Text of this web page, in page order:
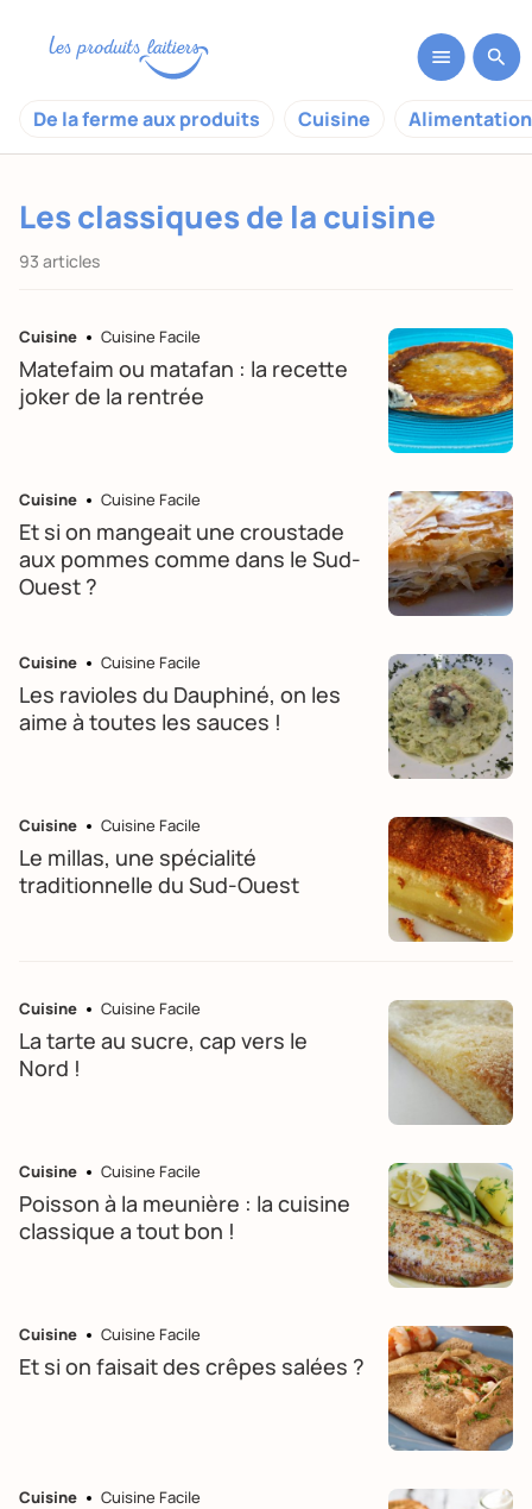
De la ferme aux produits Cuisine
Les classiques de la cuisine
93 articles
Cuisine Cuisine Facile
Matefaim ou matafan : la recette
joker de la rentrée
Cuisine Cuisine Facile
Et si on mangeait une croustade
aux pommes comme dans le Sud-
Ouest ?
Cuisine Cuisine Facile
Les ravioles du Dauphiné, on les
aime à toutes les sauces !
Cuisine Cuisine Facile
Le millas, une spécialité
traditionnelle du Sud-Ouest
Cuisine Cuisine Facile
La tarte au sucre, cap vers le
Nord !
Cuisine Cuisine Facile
Poisson à la meunière : la cuisine
classique a tout bon !
Cuisine Cuisine Facile
Et si on faisait des crêpes salées ?
Cuisine Cuisine Facile